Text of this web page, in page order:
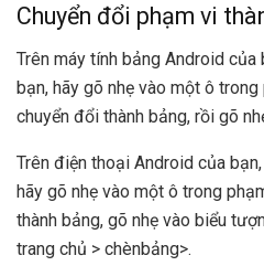
Chuyển đổi phạm vi
Trên máy tính bảng Android
bạn, hãy gõ nhẹ vào một ô
chuyển đổi thành bảng, rồi gõ
Trên điện thoại Android của
hãy gõ nhẹ vào một ô trong
thành bảng, gõ nhẹ vào biểu
trang chủ > chènbảng>.